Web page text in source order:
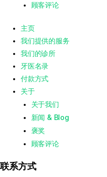
顾客评论
主页
我们提供的服务
我们的诊所
牙医名录
付款方式
关于
关于我们
新闻 & Blog
褒奖
顾客评论
联系方式